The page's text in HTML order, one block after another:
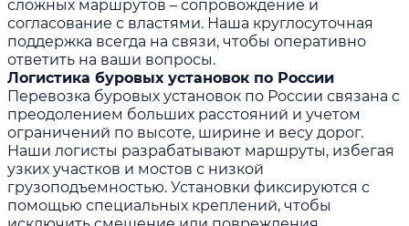
сложных маршрутов – сопровождение и
согласование с властями. Наша круглосуточная
поддержка всегда на связи, чтобы оперативно
ответить на ваши вопросы.
Логистика буровых установок по России
Перевозка буровых установок по России связана с
преодолением больших расстояний и учетом
ограничений по высоте, ширине и весу дорог.
Наши логисты разрабатывают маршруты, избегая
узких участков и мостов с низкой
грузоподъемностью. Установки фиксируются с
помощью специальных креплений, чтобы